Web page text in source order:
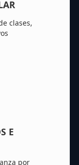
clases,
E
por